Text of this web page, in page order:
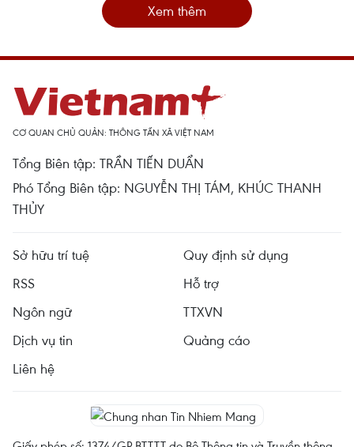
Xem thêm
CƠ QUAN CHỦ QUẢN: THÔNG TẤN XÃ VIỆT NAM
Tổng Biên tập: TRẦN TIẾN DUẨN
Phó Tổng Biên tập: NGUYỄN THỊ TÁM, KHÚC THANH
THỦY
Sở hữu trí tuệ
Quy định sử dụng
RSS
Hỗ trợ
Ngôn ngữ
TTXVN
Dịch vụ tin
Quảng cáo
Liên hệ